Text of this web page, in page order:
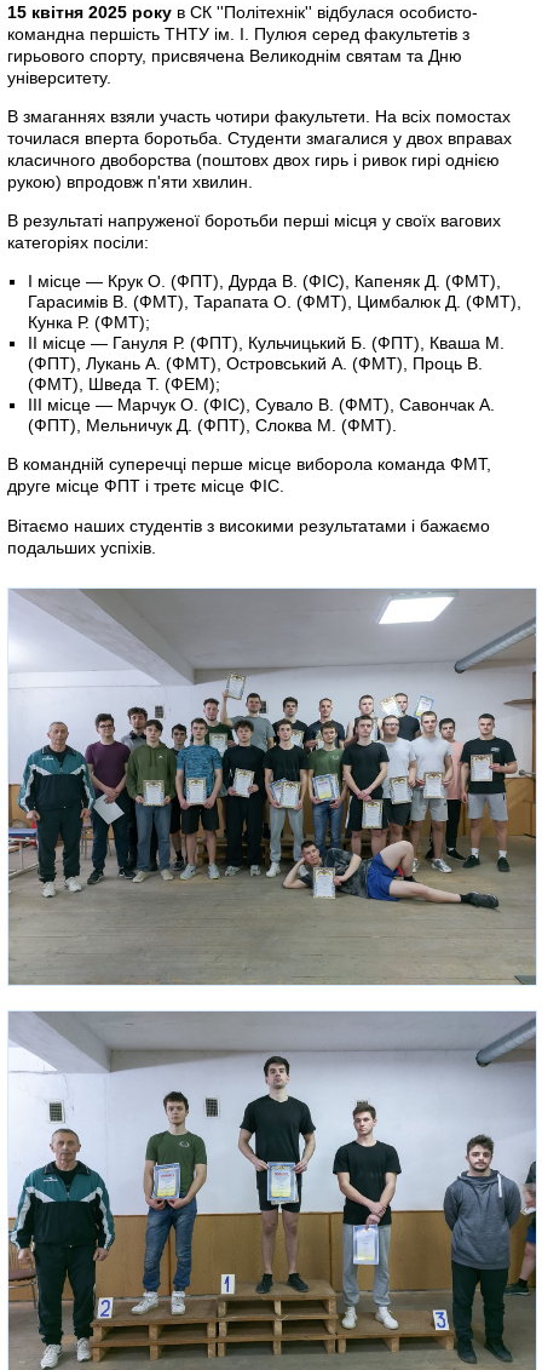
15 квітня 2025 року в СК ''Політехнік'' відбулася особисто-
командна першість ТНТУ ім. І. Пулюя серед факультетів з
гирьового спорту, присвячена Великоднім святам та Дню
університету.
В змаганнях взяли участь чотири факультети. На всіх помостах
точилася вперта боротьба. Студенти змагалися у двох вправах
класичного двоборства (поштовх двох гирь і ривок гирі однією
рукою) впродовж п'яти хвилин.
В результаті напруженої боротьби перші місця у своїх вагових
категоріях посіли:
І місце — Крук О. (ФПТ), Дурда В. (ФІС), Капеняк Д. (ФМТ),
Гарасимів В. (ФМТ), Тарапата О. (ФМТ), Цимбалюк Д. (ФМТ),
Кунка Р. (ФМТ);
ІІ місце — Гануля Р. (ФПТ), Кульчицький Б. (ФПТ), Кваша М.
(ФПТ), Лукань А. (ФМТ), Островський А. (ФМТ), Проць В.
(ФМТ), Шведа Т. (ФЕМ);
ІІІ місце — Марчук О. (ФІС), Сувало В. (ФМТ), Савончак А.
(ФПТ), Мельничук Д. (ФПТ), Слоква М. (ФМТ).
В командній суперечці перше місце виборола команда ФМТ,
друге місце ФПТ і третє місце ФІС.
Вітаємо наших студентів з високими результатами і бажаємо
подальших успіхів.